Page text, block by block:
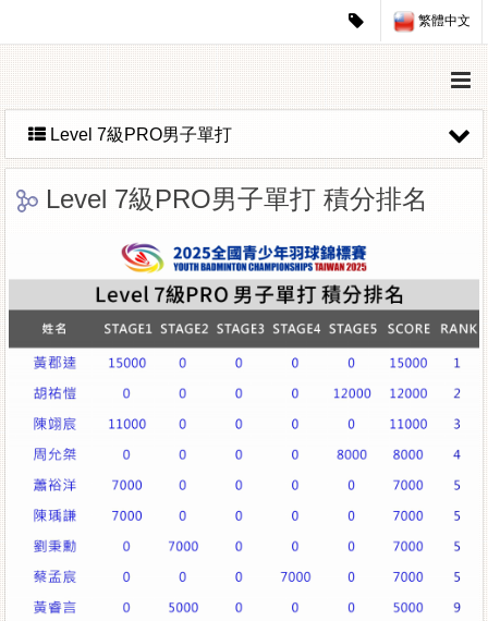
繁體中文
Level 7級PRO男子單打
Level 7級PRO男子單打 積分排名